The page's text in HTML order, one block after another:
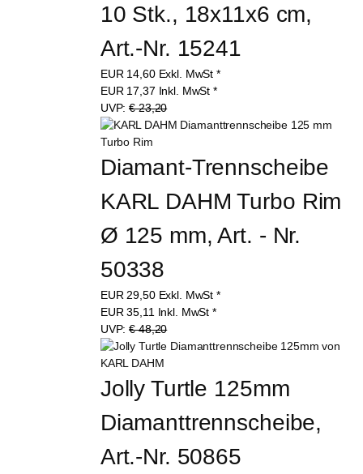
10 Stk., 18x11x6 cm,
Art.-Nr. 15241
EUR 14,60 Exkl. MwSt *
EUR 17,37 Inkl. MwSt *
UVP:€ 23,20
Diamant-Trennscheibe
KARL DAHM Turbo Rim
Ø 125 mm, Art. - Nr.
50338
EUR 29,50 Exkl. MwSt *
EUR35,11 Inkl. MwSt *
UVP:€ 48,20
Jolly Turtle 125mm
Diamanttrennscheibe,
Art.-Nr. 50865